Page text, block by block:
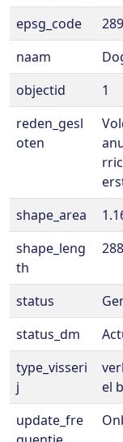
epsg_code
naam
objectid
1
reden_gesl
oten
shape_area
shape_leng
th
status
status_dm
type_visseri
j
el
update_fre